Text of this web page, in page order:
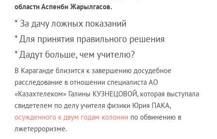
области Аспенби Жарылгасов.
* За дачу ложных показаний
* Для принятия правильного решения
* Дадут больше, чем учителю?
В Караганде близится к завершению досудебное
расследование в отношении специалиста АО
«Казахтелеком» Галины КУЗНЕЦОВОЙ, которая выступала
свидетелем по делу учителя физики Юрия ПАКА,
осужденного к двум годам колонии по обвинению в
лжетерроризме.